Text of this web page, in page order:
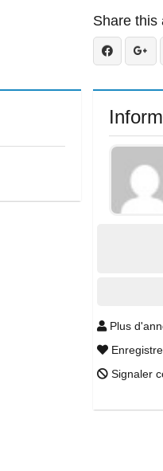
Share this
Plus
Signaler